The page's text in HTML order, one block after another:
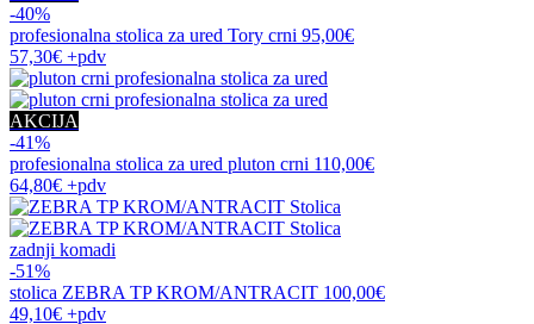
-40%
profesionalna stolica za ured Tory crni 95,00€
57,30€ +pdv
AKCIJA
-41%
profesionalna stolica za ured pluton crni 110,00€
64,80€ +pdv
zadnji komadi
-51%
stolica ZEBRA TP KROM/ANTRACIT 100,00€
49,10€ +pdv